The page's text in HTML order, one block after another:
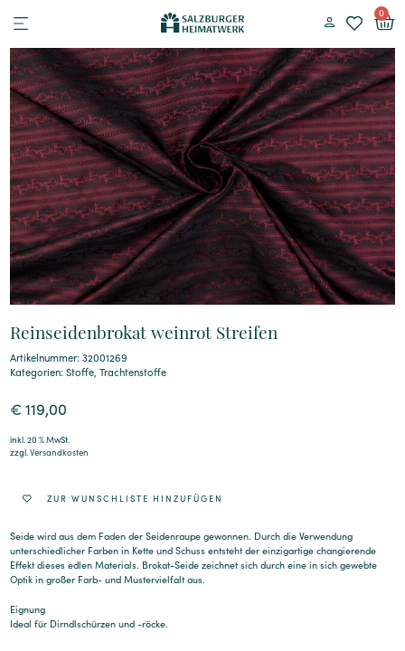
0
Reinseidenbrokat weinrot Streifen
Artikelnummer: 32001269
Kategorien:Stoffe,Trachtenstoffe
€ 119,00
inkl. 20 % MwSt.
zzgl.Versandkosten
ZUR WUNSCHLISTE HINZUFÜGEN
Seide wird aus dem Faden der Seidenraupe gewonnen. Durch die Verwendung
unterschiedlicher Farben in Kette und Schuss entsteht der einzigartige changierende
Effekt dieses edlen Materials. Brokat-Seide zeichnet sich durch eine in sich gewebte
Optik in großer Farb- und Mustervielfalt aus.
Eignung
Ideal für Dirndlschürzen und -röcke.